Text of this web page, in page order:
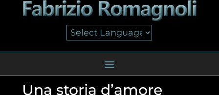
Una storia d’amore